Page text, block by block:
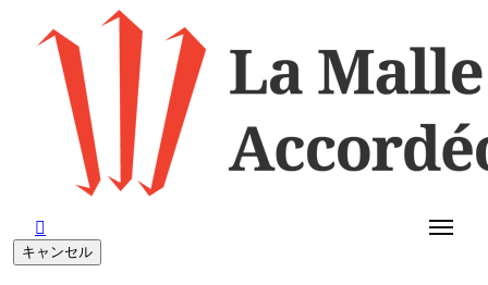

キャンセル